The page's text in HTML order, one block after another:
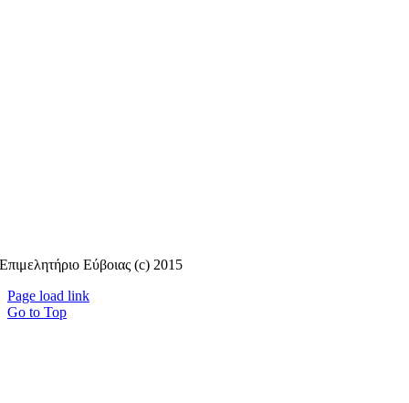
Επιμελητήριο Εύβοιας (c) 2015
Page load link
Go to Top